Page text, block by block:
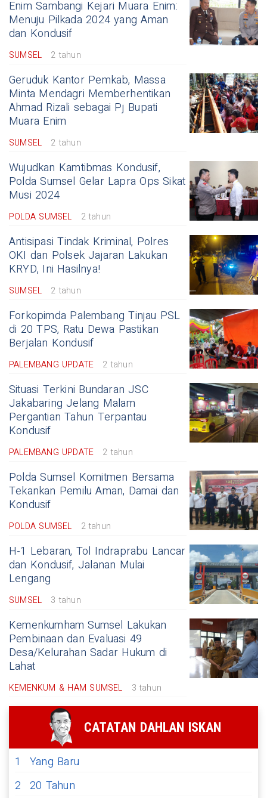
Enim Sambangi Kejari Muara Enim:
Menuju Pilkada 2024 yang Aman
dan Kondusif
SUMSEL 2 tahun
Geruduk Kantor Pemkab, Massa
Minta Mendagri Memberhentikan
Ahmad Rizali sebagai Pj Bupati
Muara Enim
SUMSEL 2 tahun
Wujudkan Kamtibmas Kondusif,
Polda Sumsel Gelar Lapra Ops Sikat
Musi 2024
POLDA SUMSEL 2 tahun
Antisipasi Tindak Kriminal, Polres
OKI dan Polsek Jajaran Lakukan
KRYD, Ini Hasilnya!
SUMSEL 2 tahun
Forkopimda Palembang Tinjau PSL
di 20 TPS, Ratu Dewa Pastikan
Berjalan Kondusif
PALEMBANG UPDATE 2 tahun
Situasi Terkini Bundaran JSC
Jakabaring Jelang Malam
Pergantian Tahun Terpantau
Kondusif
PALEMBANG UPDATE 2 tahun
Polda Sumsel Komitmen Bersama
Tekankan Pemilu Aman, Damai dan
Kondusif
POLDA SUMSEL 2 tahun
H-1 Lebaran, Tol Indraprabu Lancar
dan Kondusif, Jalanan Mulai
Lengang
SUMSEL 3 tahun
Kemenkumham Sumsel Lakukan
Pembinaan dan Evaluasi 49
Desa/Kelurahan Sadar Hukum di
Lahat
KEMENKUM & HAM SUMSEL 3 tahun
CATATAN DAHLAN ISKAN
1
Yang Baru
2 20 Tahun